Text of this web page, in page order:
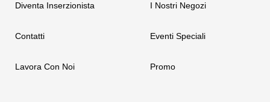
Diventa Inserzionista
Contatti
Lavora Con Noi
I Nostri Negozi
Eventi Speciali
Promo